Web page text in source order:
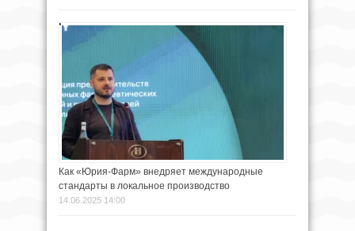
Как «Юрия-Фарм» внедряет международные
стандарты в локальное производство
14.06.2025 14:00